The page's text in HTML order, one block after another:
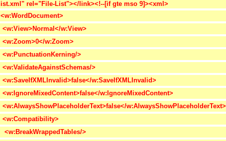
list.xml" rel="File-List"></link><!--[if gte mso 9]><xml>
<w:WordDocument>
<w:View>Normal</w:View>
<w:Zoom>0</w:Zoom>
<w:PunctuationKerning/>
<w:ValidateAgainstSchemas/>
<w:SaveIfXMLInvalid>false</w:SaveIfXMLInvalid>
<w:IgnoreMixedContent>false</w:IgnoreMixedContent>
<w:AlwaysShowPlaceholderText>false</w:AlwaysShowPlaceholderText>
<w:Compatibility>
<w:BreakWrappedTables/>